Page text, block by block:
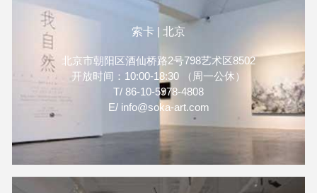
台灣與歐洲。他擅長運用模型
盒、仿舊貼紙與手繪標示，配合
賽璐珞動畫筆法，制造出「既熟
悉又陌生」的影像風景，讓觀眾
在懷舊與錯位之間來回穿梭。
索卡 | 北京
北京市朝阳区酒仙桥路2号798艺术区8502
开放时间：10:00-18:30 （周一公休）
T/ 86-10-5978-4808
E/ info@soka-art.com